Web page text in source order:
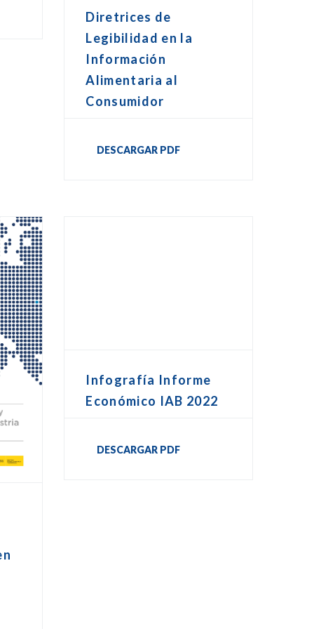
Diretrices de
Legibilidad en la
Información
Alimentaria al
Consumidor
DESCARGAR PDF
Infografía Informe
Económico IAB 2022
DESCARGAR PDF